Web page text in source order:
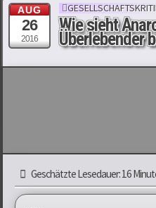
AUG
26
2016
Wie sieht
Überlebender
Geschätzte Lesedauer: 16